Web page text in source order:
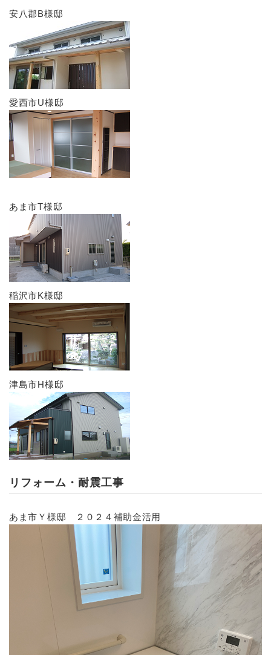
安八郡B様邸
愛西市U様邸
あま市T様邸
稲沢市K様邸
津島市H様邸
リフォーム・耐震工事
あま市Ｙ様邸 ２０２４補助金活用